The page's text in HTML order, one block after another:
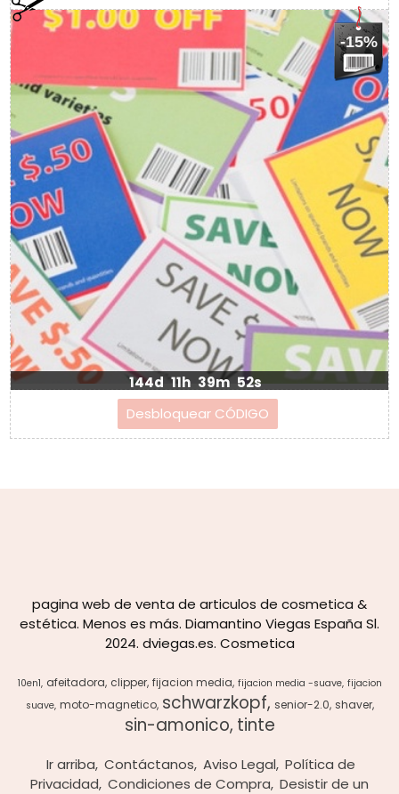
-15%
144d 11h 39m 52s
pagina web de venta de articulos de cosmetica &
estética. Menos es más. Diamantino Viegas España Sl.
2024. dviegas.es. Cosmetica
10en1 afeitadora clipper fijacion media fijacion media -suave fijacion
suave moto-magnetico schwarzkopf senior-2.0 shaver
sin-amonico tinte
Ir arriba Contáctanos Aviso Legal Política de
Privacidad Condiciones de Compra Desistir de un